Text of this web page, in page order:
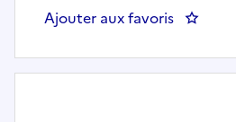
Ajouter aux favoris :